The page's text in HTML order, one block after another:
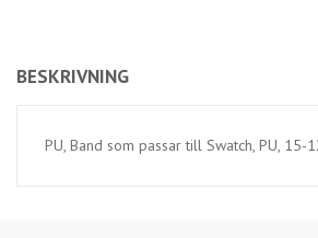
BESKRIVNING
PU, Band som passar till Swatch, PU, 15-